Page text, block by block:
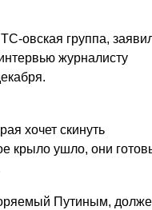
овская группа,
журналисту
хочет скинуть
крыло ушло, они
Путиным,